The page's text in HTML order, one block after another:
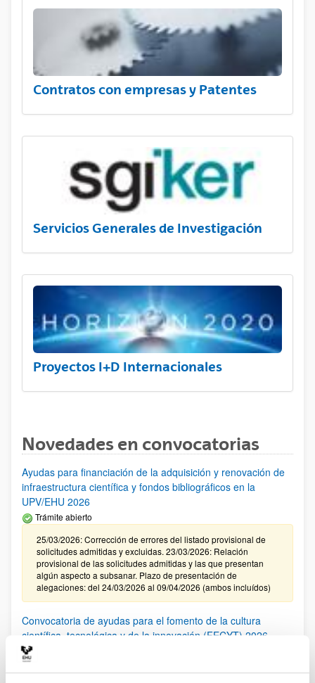
Contratos con empresas y Patentes
Servicios Generales de Investigación
Proyectos I+D Internacionales
Novedades en convocatorias
Ayudas para financiación de la adquisición y renovación de
infraestructura científica y fondos bibliográficos en la
UPV/EHU 2026
Trámite abierto
25/03/2026: Corrección de errores del listado provisional de
solicitudes admitidas y excluidas. 23/03/2026: Relación
provisional de las solicitudes admitidas y las que presentan
algún aspecto a subsanar. Plazo de presentación de
alegaciones: del 24/03/2026 al 09/04/2026 (ambos incluídos)
Convocatoria de ayudas para el fomento de la cultura
científica, tecnológica y de la innovación (FECYT) 2026
Plazo interno para envío documentación: propuestas